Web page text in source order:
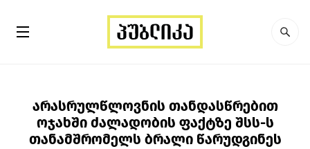
არასრულწლოვნის თანდასწრებით
ოჯახში ძალადობის ფაქტზე შსს-ს
თანამშრომელს ბრალი წარუდგინეს